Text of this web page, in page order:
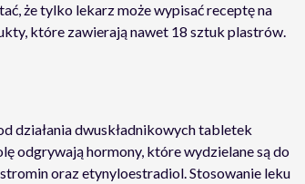
że tylko lekarz może wypisać receptę na
które zawierają nawet 18 sztuk plastrów.
działania dwuskładnikowych tabletek
odgrywają hormony, które wydzielane są do
oraz etynyloestradiol. Stosowanie leku